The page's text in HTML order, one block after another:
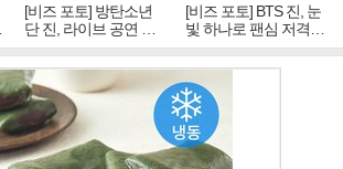
[비즈 포토] 방탄소년
단 진, 라이브 공연 중
빛나는 독보적 아우라
[비즈 포토] BTS 진, 눈
빛 하나로 팬심 저격…
독보적 카리스마